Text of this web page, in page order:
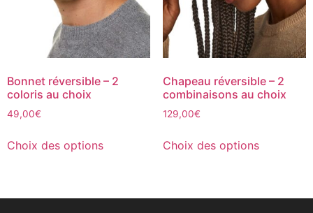
Bonnet réversible – 2
coloris au choix
49,00€
Choix des options
Chapeau réversible – 2
combinaisons au choix
129,00€
Choix des options